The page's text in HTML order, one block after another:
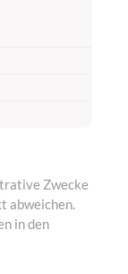
Zwecke
abweichen.
in den